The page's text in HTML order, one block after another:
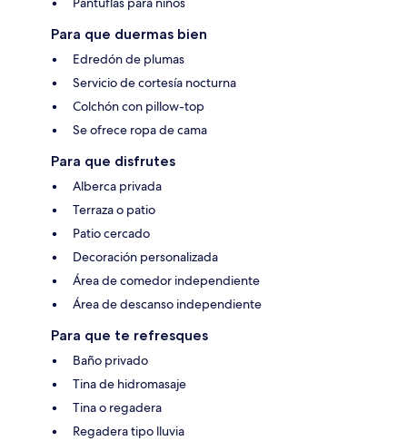
Para que duermas bien
Edredón de plumas
Servicio de cortesía nocturna
Colchón con pillow-top
Se ofrece ropa de cama
Para que disfrutes
Alberca privada
Terraza o patio
Patio cercado
Decoración personalizada
Área de comedor independiente
Área de descanso independiente
Para que te refresques
Baño privado
Tina de hidromasaje
Tina o regadera
Regadera tipo lluvia